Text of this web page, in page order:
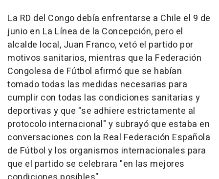
La RD del Congo debía enfrentarse a Chile el 9 de
junio en La Línea de la Concepción, pero el
alcalde local, Juan Franco, vetó el partido por
motivos sanitarios, mientras que la Federación
Congolesa de Fútbol afirmó que se habían
tomado todas las medidas necesarias para
cumplir con todas las condiciones sanitarias y
deportivas y que "se adhiere estrictamente al
protocolo internacional" y subrayó que estaba en
conversaciones con la Real Federación Española
de Fútbol y los organismos internacionales para
que el partido se celebrara "en las mejores